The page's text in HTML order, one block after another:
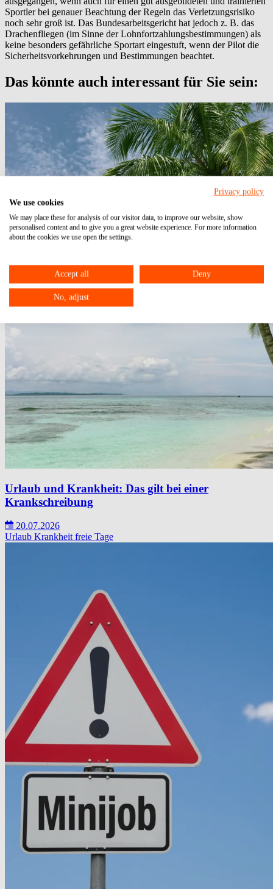
Sportler bei genauer Beachtung der Regeln das Verletzungsrisiko
noch sehr groß ist. Das Bundesarbeitsgericht hat jedoch z. B. das
Drachenfliegen (im Sinne der Lohnfortzahlungsbestimmungen) als
keine besonders gefährliche Sportart eingestuft, wenn der Pilot die
Sicherheitsvorkehrungen und Bestimmungen beachtet.
Das könnte auch interessant für Sie sein:
Urlaub und Krankheit: Das gilt bei einer
Krankschreibung
20.07.2026
Urlaub Krankheit freie Tage
Privacy policy
We use cookies
We may place these for analysis of our visitor data, to improve our website, show
personalised content and to give you a great website experience. For more information
about the cookies we use open the settings.
Accept all Deny
No, adjust